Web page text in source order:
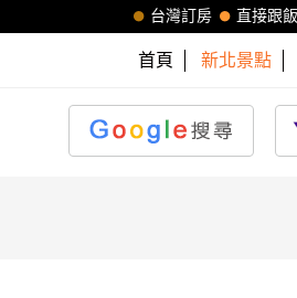
直接跟
台灣訂房
首頁 新北景點